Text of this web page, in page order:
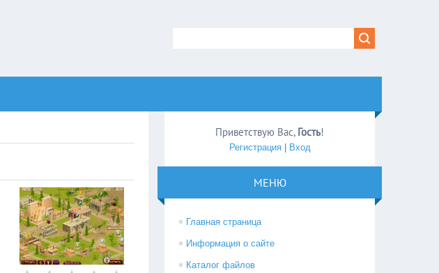
Приветствую Вас, Гость!
Регистрация| Вход
МЕНЮ
Главная страница
Информация о сайте
Каталог файлов